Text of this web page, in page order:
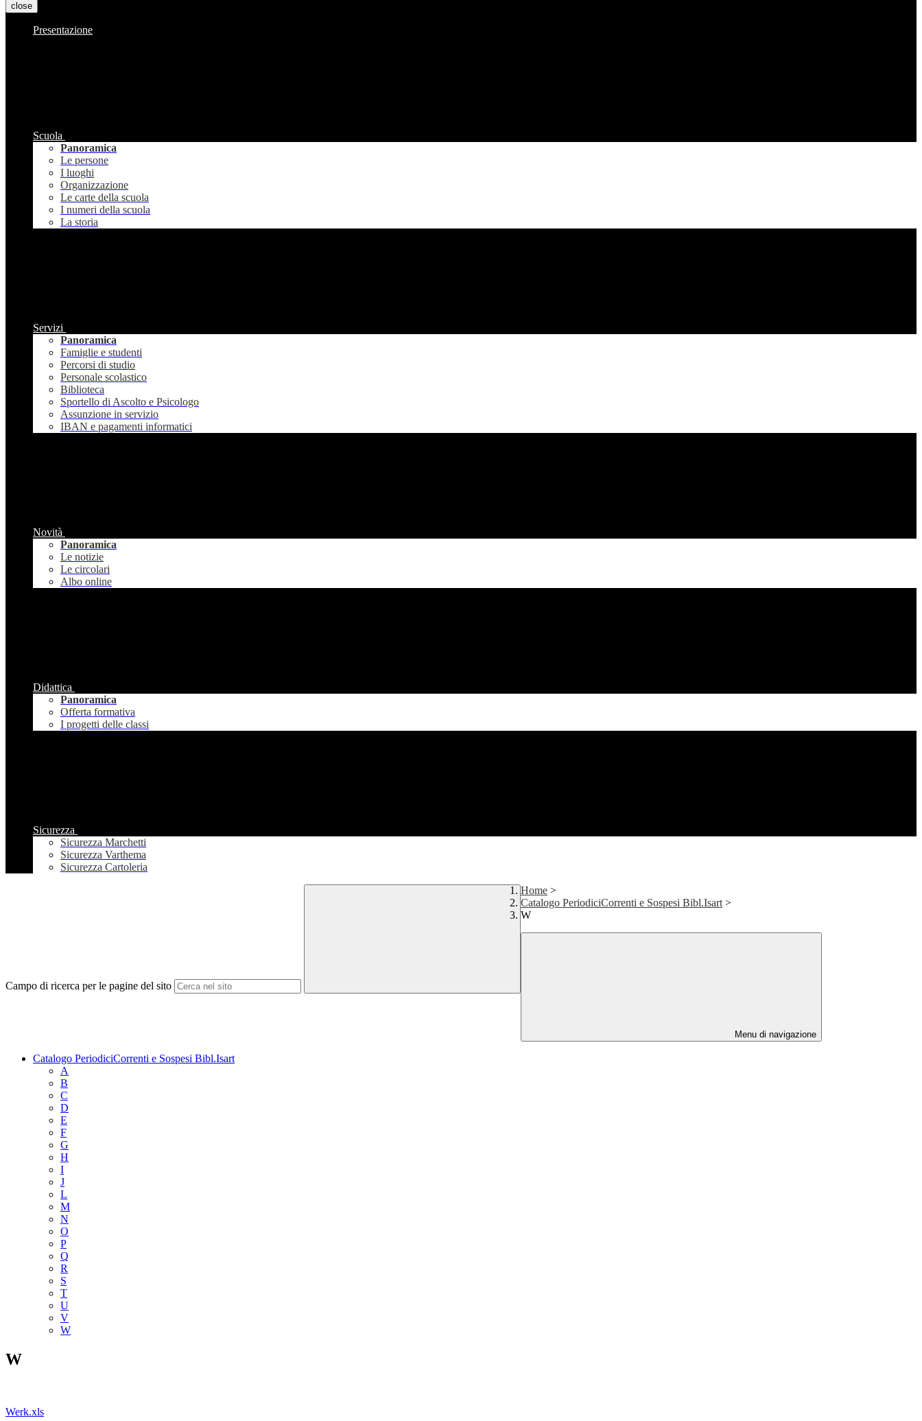
close
Presentazione
Scuola
Panoramica
Le persone
I luoghi
Organizzazione
Le carte della scuola
I numeri della scuola
La storia
Servizi
Panoramica
Famiglie e studenti
Percorsi di studio
Personale scolastico
Biblioteca
Sportello di Ascolto e Psicologo
Assunzione in servizio
IBAN e pagamenti informatici
Novità
Panoramica
Le notizie
Le circolari
Albo online
Didattica
Panoramica
Offerta formativa
I progetti delle classi
Sicurezza
Sicurezza Marchetti
Sicurezza Varthema
Sicurezza Cartoleria
Campo di ricerca per le pagine del sito
Home >
Catalogo PeriodiciCorrenti e Sospesi Bibl.Isart >
W
Menu di navigazione
Catalogo PeriodiciCorrenti e Sospesi Bibl.Isart
A
B
C
D
E
F
G
H
I
J
L
M
N
O
P
Q
R
S
T
U
V
W
W
Werk.xls